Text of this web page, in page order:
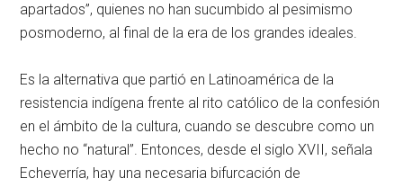
apartados”, quienes no han sucumbido al pesimismo
posmoderno, al final de la era de los grandes ideales.
Es la alternativa que partió en Latinoamérica de la
resistencia indígena frente al rito católico de la confesión
en el ámbito de la cultura, cuando se descubre como un
hecho no “natural”. Entonces, desde el siglo XVII, señala
Echeverría, hay una necesaria bifurcación de